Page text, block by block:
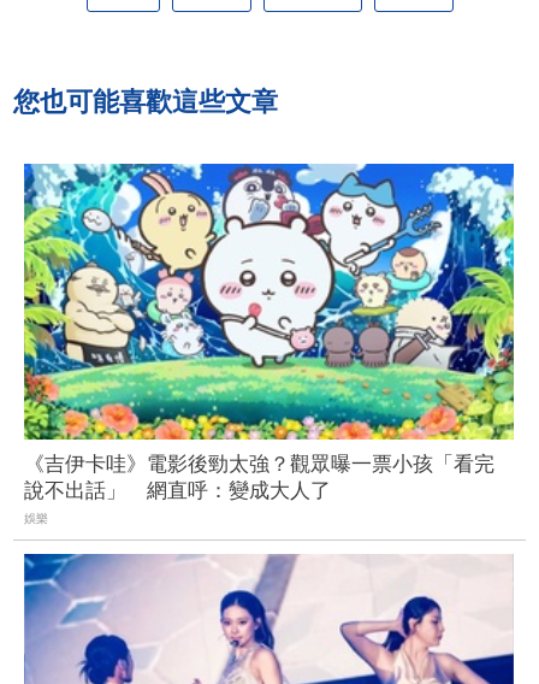
您也可能喜歡這些文章
《吉伊卡哇》電影後勁太強？觀眾曝一票小孩「看完
說不出話」 網直呼：變成大人了
娛樂